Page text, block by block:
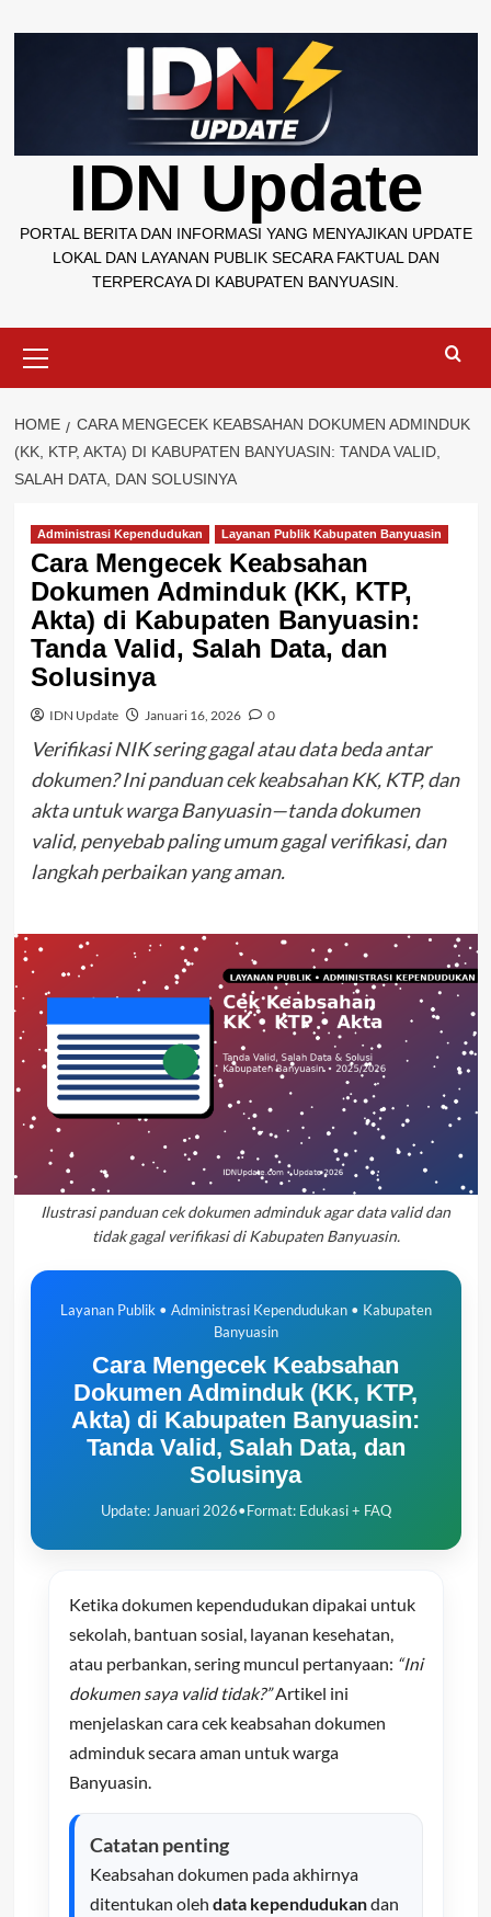
to
IDN Update
PORTAL BERITA DAN INFORMASI YANG MENYAJIKAN UPDATE
LOKAL DAN LAYANAN PUBLIK SECARA FAKTUAL DAN
TERPERCAYA DI KABUPATEN BANYUASIN.
Menu
HOME
CARA MENGECEK KEABSAHAN DOKUMEN ADMINDUK
(KK, KTP, AKTA) DI KABUPATEN BANYUASIN: TANDA VALID,
SALAH DATA, DAN SOLUSINYA
Administrasi Kependudukan Layanan Publik Kabupaten Banyuasin
Cara Mengecek Keabsahan
Dokumen Adminduk (KK, KTP,
Akta) di Kabupaten Banyuasin:
Tanda Valid, Salah Data, dan
Solusinya
IDN Update Januari 16, 2026 0
Verifikasi NIK sering gagal atau data beda antar
dokumen? Ini panduan cek keabsahan KK, KTP, dan
akta untuk warga Banyuasin—tanda dokumen
valid, penyebab paling umum gagal verifikasi, dan
langkah perbaikan yang aman.
Ilustrasi panduan cek dokumen adminduk agar data valid dan
tidak gagal verifikasi di Kabupaten Banyuasin.
Layanan Publik • Administrasi Kependudukan • Kabupaten
Banyuasin
Cara Mengecek Keabsahan
Dokumen Adminduk (KK, KTP,
Akta) di Kabupaten Banyuasin:
Tanda Valid, Salah Data, dan
Solusinya
Update: Januari 2026•Format: Edukasi + FAQ
Ketika dokumen kependudukan dipakai untuk
sekolah, bantuan sosial, layanan kesehatan,
atau perbankan, sering muncul pertanyaan: “Ini
dokumen saya valid tidak?”Artikel ini
menjelaskan cara cek keabsahan dokumen
adminduk secara aman untuk warga
Banyuasin.
Catatan penting
Keabsahan dokumen pada akhirnya
ditentukan oleh data kependudukandan